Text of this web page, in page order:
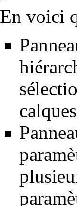
En voici